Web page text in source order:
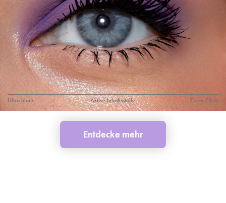
Ultra black Aktive Inhaltsstoffe Zoom-Effekt
Entdecke mehr